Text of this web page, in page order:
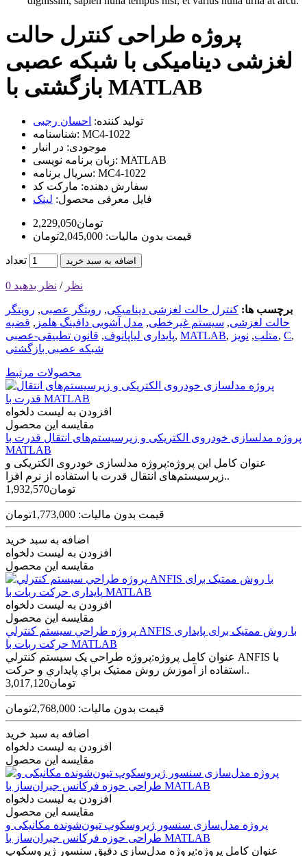
پروژه طراحی کنترل حالت
لغزشی دینامیکی با شبکه عصبی
بازگشتی با MATLAB
تولید کننده: احسان رجبی
شناسنامه: MC4-1022
موجودی: در انبار
زبان برنامه نویسی: MATLAB
سریال برنامه: MC4-1022
سفارش دهنده: مارکت کد
فایل معرفی محصول: لینک
2,229,050تومان
قیمت بدون مالیات: 2,045,000تومان
تعداد اضافه به سبد خرید
0 نظر / نظر بدهید
برچسب ها: کنترل حالت لغزشی دینامیکی, رویتگر عصبی, رویتگر
حالت لغزشی, سیستم غیرخطی, مدل آشوبی دافینگ هلمز , قضیه
پایداری لیاپانوف, قانون تطبیقی-عصبی , MATLAB, متلب, نویز , C,
شبکه عصبی بازگشتی
محصولات مرتبط
افزودن به لیست دلخواه
مقایسه این محصول
پروژه مدلسازی خودروی الکتریکی و زیرسیستم‌های انتقال قدرت با
MATLAB
عنوان کامل این پروژه:پروژه مدلسازی خودروی الکتریکی و
زیرسیستم‌های انتقال قدرت با استفاده از نرم افزا..
1,932,570تومان
قیمت بدون مالیات: 1,773,000تومان
اضافه به سبد خرید
افزودن به لیست دلخواه
مقایسه این محصول
افزودن به لیست دلخواه
مقایسه این محصول
پروژه طراحي سيستم کنترلي ANFIS با روش ممتیک برای پایداری
حرکت ربات با MATLAB
عنوان کامل پروژه:پروژه طراحي يک سيستم کنترلي ANFIS با
استفاده از آموزش روش ممتيک براي پايداري و حرکت..
3,017,120تومان
قیمت بدون مالیات: 2,768,000تومان
اضافه به سبد خرید
افزودن به لیست دلخواه
مقایسه این محصول
افزودن به لیست دلخواه
مقایسه این محصول
پروژه مدل‌سازی سنسور ژیروسکوپ تیون‌شونده مکانیکی و
طراحی حوزه فرکانس جبران‌ساز با MATLAB
عنوان کامل پروژه:پروژه مدل‌سازی دقیق سنسور ژیروسکوپ